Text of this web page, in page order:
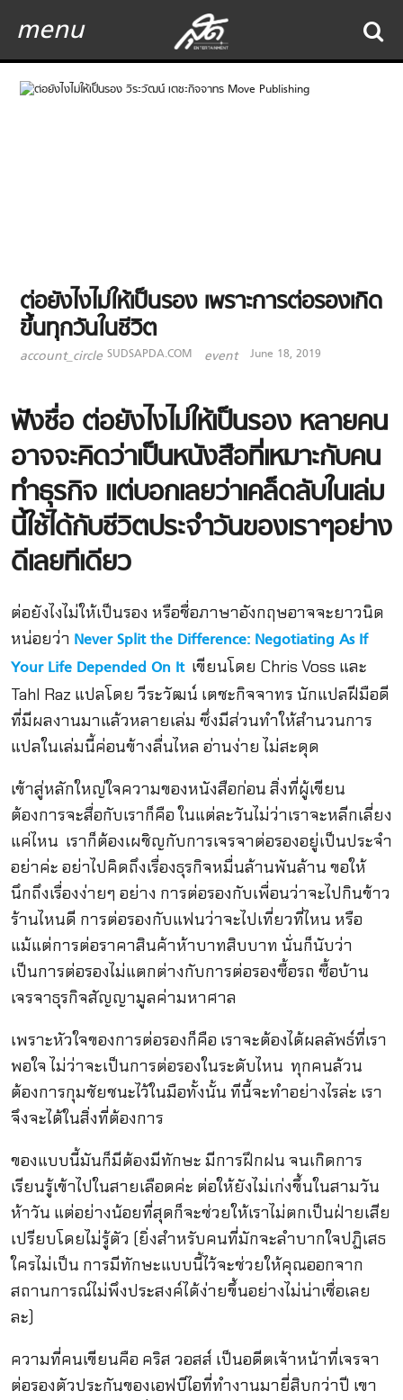
menu
ต่อยังไงไม่ให้เป็นรอง เพราะการต่อรองเกิด
ขึ้นทุกวันในชีวิต
account_circle SUDSAPDA.COM event June 18, 2019
ฟังชื่อ ต่อยังไงไม่ให้เป็นรอง หลายคน
อาจจะคิดว่าเป็นหนังสือที่เหมาะกับคน
ทำธุรกิจ แต่บอกเลยว่าเคล็ดลับในเล่ม
นี้ใช้ได้กับชีวิตประจำวันของเราๆอย่าง
ดีเลยทีเดียว
ต่อยังไงไม่ให้เป็นรอง หรือชื่อภาษาอังกฤษอาจจะยาวนิด
หน่อยว่า Never Split the Difference: Negotiating As If
Your Life Depended On It เขียนโดย Chris Voss และ
Tahl Raz แปลโดย วีระวัฒน์ เตชะกิจจาทร นักแปลฝีมือดี
ที่มีผลงานมาแล้วหลายเล่ม ซึ่งมีส่วนทำให้สำนวนการ
แปลในเล่มนี้ค่อนข้างลื่นไหล อ่านง่าย ไม่สะดุด
เข้าสู่หลักใหญ่ใจความของหนังสือก่อน สิ่งที่ผู้เขียน
ต้องการจะสื่อกับเราก็คือ ในแต่ละวันไม่ว่าเราจะหลีกเลี่ยง
แค่ไหน เราก็ต้องเผชิญกับการเจรจาต่อรองอยู่เป็นประจำ
อย่าค่ะ อย่าไปคิดถึงเรื่องธุรกิจหมื่นล้านพันล้าน ขอให้
นึกถึงเรื่องง่ายๆ อย่าง การต่อรองกับเพื่อนว่าจะไปกินข้าว
ร้านไหนดี การต่อรองกับแฟนว่าจะไปเที่ยวที่ไหน หรือ
แม้แต่การต่อราคาสินค้าห้าบาทสิบบาท นั่นก็นับว่า
เป็นการต่อรองไม่แตกต่างกับการต่อรองซื้อรถ ซื้อบ้าน
เจรจาธุรกิจสัญญามูลค่ามหาศาล
เพราะหัวใจของการต่อรองก็คือ เราจะต้องได้ผลลัพธ์ที่เรา
พอใจ ไม่ว่าจะเป็นการต่อรองในระดับไหน ทุกคนล้วน
ต้องการกุมชัยชนะไว้ในมือทั้งนั้น ทีนี้จะทำอย่างไรล่ะ เรา
จึงจะได้ในสิ่งที่ต้องการ
ของแบบนี้มันก็มีต้องมีทักษะ มีการฝึกฝน จนเกิดการ
เรียนรู้เข้าไปในสายเลือดค่ะ ต่อให้ยังไม่เก่งขึ้นในสามวัน
ห้าวัน แต่อย่างน้อยที่สุดก็จะช่วยให้เราไม่ตกเป็นฝ่ายเสีย
เปรียบโดยไม่รู้ตัว (ยิ่งสำหรับคนที่มักจะลำบากใจปฏิเสธ
ใครไม่เป็น การมีทักษะแบบนี้ไว้จะช่วยให้คุณออกจาก
สถานการณ์ไม่พึงประสงค์ได้ง่ายขึ้นอย่างไม่น่าเชื่อเลย
ละ)
ความที่คนเขียนคือ คริส วอสส์ เป็นอดีตเจ้าหน้าที่เจรจา
ต่อรองตัวประกันของเอฟบีไอที่ทำงานมายี่สิบกว่าปี เขา